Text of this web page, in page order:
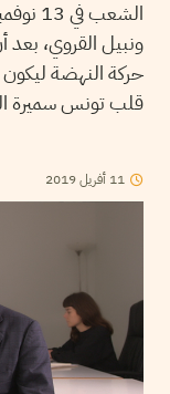
ونبيل القروي،
حركة النهضة ليكون
قلب تونس سميرة
11 أفريل2019